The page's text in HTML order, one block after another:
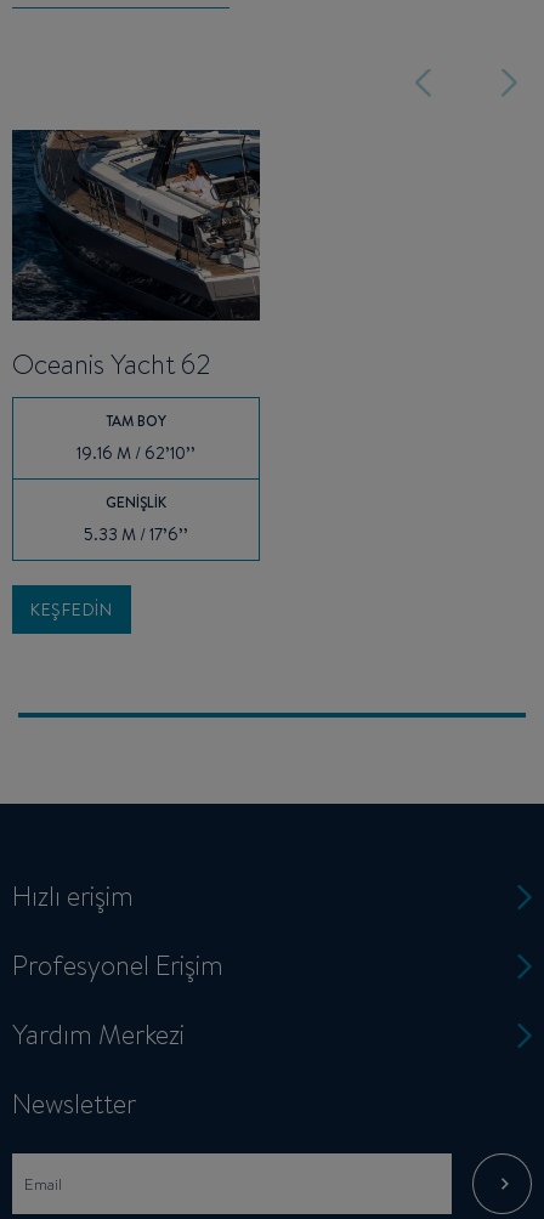
Oceanis Yacht 62
TAM BOY
19.16 M / 62’10’’
GENIŞLIK
5.33 M / 17’6’’
KEŞFEDIN
Hızlı erişim
Profesyonel Erişim
Yardım Merkezi
Newsletter